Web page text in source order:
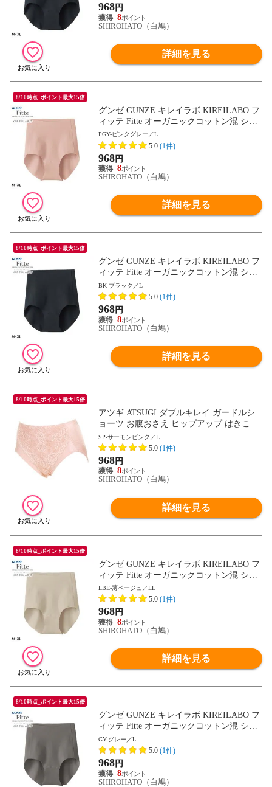
968円
8
SHIROHATO（白鳩）
詳細を見る
8/10時点_ポイント最大15倍
グンゼ GUNZE キレイラボ KIREILABO フ
ィッテ Fitte オーガニックコットン混 ショ
ーツ レギュラー 単品 ヘム カットオフ
PGY-ピンクグレー／L
5.0 (1件)
968円
8
SHIROHATO（白鳩）
詳細を見る
8/10時点_ポイント最大15倍
グンゼ GUNZE キレイラボ KIREILABO フ
ィッテ Fitte オーガニックコットン混 ショ
ーツ レギュラー 単品 ヘム カットオフ
BK-ブラック／L
5.0 (1件)
968円
8
SHIROHATO（白鳩）
詳細を見る
8/10時点_ポイント最大15倍
アツギ ATSUGI ダブルキレイ ガードルシ
ョーツ お腹おさえ ヒップアップ はきこみ
深め 足ぐり折返し 単品
SP-サーモンピンク／L
5.0 (1件)
968円
8
SHIROHATO（白鳩）
詳細を見る
8/10時点_ポイント最大15倍
グンゼ GUNZE キレイラボ KIREILABO フ
ィッテ Fitte オーガニックコットン混 ショ
ーツ レギュラー 単品 ヘム カットオフ
LBE-薄ベージュ／LL
5.0 (1件)
968円
8
SHIROHATO（白鳩）
詳細を見る
8/10時点_ポイント最大15倍
グンゼ GUNZE キレイラボ KIREILABO フ
ィッテ Fitte オーガニックコットン混 ショ
ーツ レギュラー 単品 ヘム カットオフ
GY-グレー／L
5.0 (1件)
968円
8
SHIROHATO（白鳩）